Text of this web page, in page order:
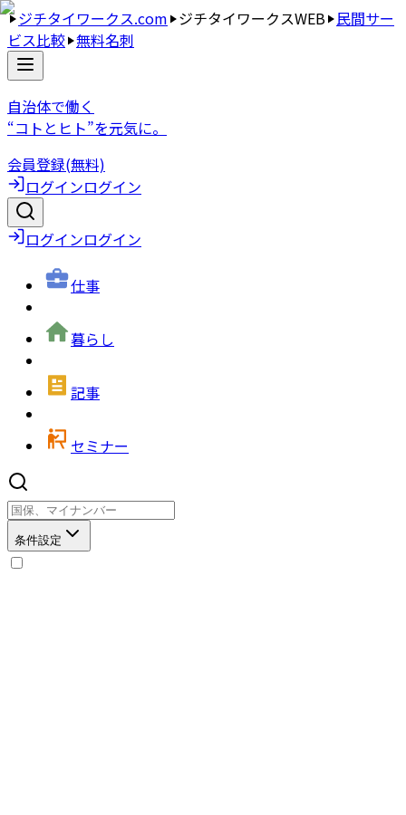
ジチタイワークス.com ジチタイワークスWEB 民間サー
ビス比較 無料名刺
自治体で働く
“コトとヒト”を元気に。
会員登録(無料)
ログインログイン
ログインログイン
仕事
暮らし
記事
セミナー
条件設定